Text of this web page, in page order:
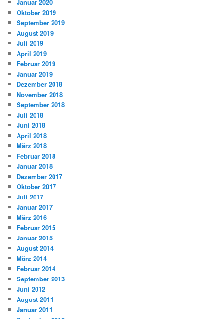
Januar 2020
Oktober 2019
September 2019
August 2019
Juli 2019
April 2019
Februar 2019
Januar 2019
Dezember 2018
November 2018
September 2018
Juli 2018
Juni 2018
April 2018
März 2018
Februar 2018
Januar 2018
Dezember 2017
Oktober 2017
Juli 2017
Januar 2017
März 2016
Februar 2015
Januar 2015
August 2014
März 2014
Februar 2014
September 2013
Juni 2012
August 2011
Januar 2011